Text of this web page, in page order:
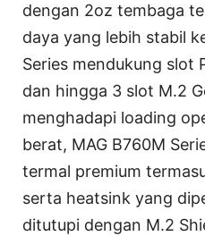
dengan 2oz tembaga
daya yang lebih stabil
Series mendukung slot
dan hingga 3 slot M.2
menghadapi loading
berat, MAG B760M
termal premium
serta heatsink yang
ditutupi dengan M.2